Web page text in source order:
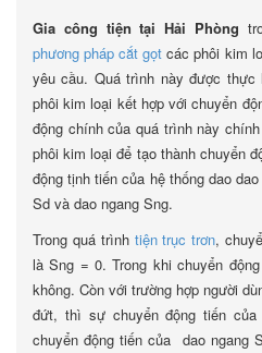
Gia công tiện tại Hải Phòng
phương pháp cắt gọt các phôi kim
yêu cầu. Quá trình này được thực
phôi kim loại kết hợp với chuyển
động chính của quá trình này
phôi kim loại để tạo thành chuyển
động tịnh tiến của hệ thống dao
Sd và dao ngang Sng.
Trong quá trình tiện trục trơn,
là Sng = 0. Trong khi chuyển
không. Còn với trường hợp người
đứt, thì sự chuyển động tiến
chuyển động tiến của dao ngang